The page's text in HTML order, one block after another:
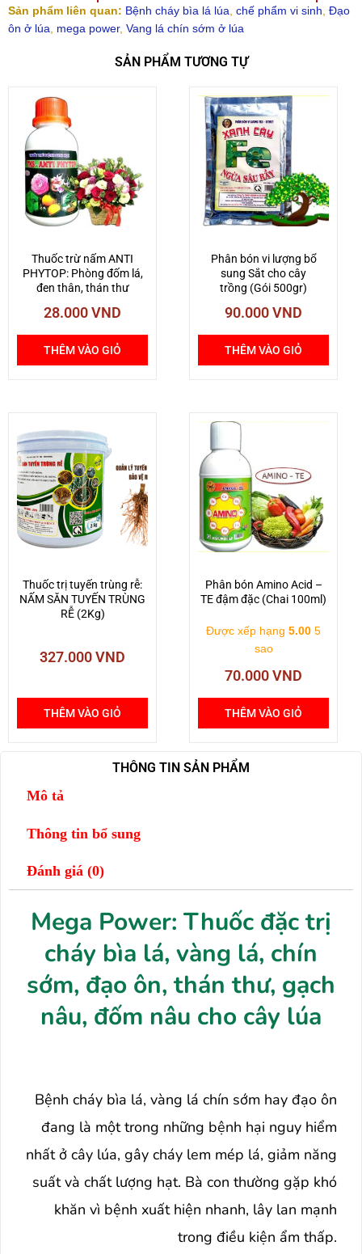
vàng
lá,
cây
lúa:
MEGA
POWER
số
Sản phẩm liên quan: Bệnh cháy bìa lá lúa, chế phẩm vi sinh, Đạo
ôn ở lúa, mega power, Vang lá chín sớm ở lúa
SẢN PHẨM TƯƠNG TỰ
Thuốc trừ nấm ANTI
PHYTOP: Phòng đốm lá,
đen thân, thán thư
28.000VND
THÊM VÀO GIỎ
Phân bón vi lượng bổ
sung Sắt cho cây
trồng (Gói 500gr)
90.000VND
THÊM VÀO GIỎ
Thuốc trị tuyến trùng rễ:
NẤM SĂN TUYẾN TRÙNG
RỄ (2Kg)
327.000VND
THÊM VÀO GIỎ
Phân bón Amino Acid –
TE đậm đặc (Chai 100ml)
Được xếp hạng 5.00 5
sao
70.000VND
THÊM VÀO GIỎ
THÔNG TIN SẢN PHẨM
Mô tả
Thông tin bổ sung
Đánh giá (0)
Mega Power: Thuốc đặc trị
cháy bìa lá, vàng lá, chín
sớm, đạo ôn, thán thư, gạch
nâu, đốm nâu cho cây lúa
Bệnh cháy bìa lá, vàng lá chín sớm hay đạo ôn
đang là một trong những bệnh hại nguy hiểm
nhất ở cây lúa, gây cháy lem mép lá, giảm năng
suất và chất lượng hạt. Bà con thường gặp khó
khăn vì bệnh xuất hiện nhanh, lây lan mạnh
trong điều kiện ẩm thấp.